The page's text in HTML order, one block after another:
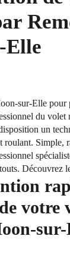
Elle
sur-Elle pour
du volet
un
roulant. Simple,
Découvrez
votre